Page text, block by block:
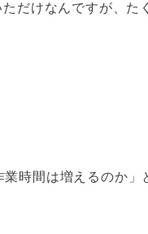
だけなんですが、た
業時間は増えるのか